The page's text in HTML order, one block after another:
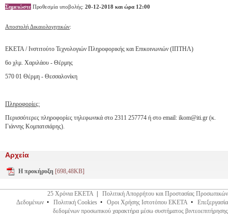
Σημειώστε Προθεσμία υποβολής: 20-12-2018 και ώρα 12:00
Αποστολή Δικαιολογητικών:
ΕΚΕΤΑ / Ινστιτούτο Τεχνολογιών Πληροφορικής και Επικοινωνιών (ΙΠΤΗΛ)
6ο χλμ. Χαριλάου - Θέρμης
570 01 Θέρμη - Θεσσαλονίκη
Πληροφορίες:
Περισσότερες πληροφορίες τηλεφωνικά στο 2311 257774 ή στο email: ikom@iti.gr (κ.
Γιάννης Κομπατσιάρης).
Αρχεία
Η προκήρυξη [698,48KB]
25 Χρόνια ΕΚΕΤΑ
Πολιτική Απορρήτου και Προστασίας Προσωπικών
Δεδομένων • Πολιτική Cookies • Οροι Χρήσης Ιστοτόπου ΕΚΕΤΑ • Επεξεργασία
δεδομένων προσωπικού χαρακτήρα μέσω συστήματος βιντεοεπιτήρησης